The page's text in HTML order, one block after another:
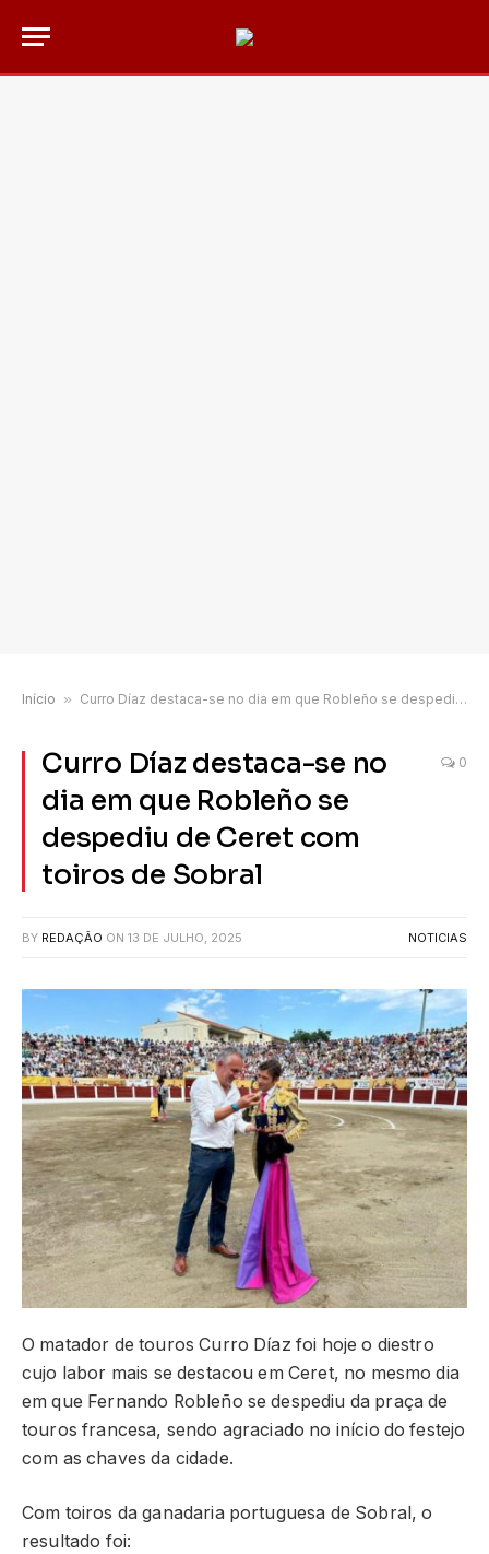
Início » Curro Díaz destaca-se no dia em que Robleño se despediu de Ceret com toiros de Sobral
Curro Díaz destaca-se no
dia em que Robleño se
despediu de Ceret com
toiros de Sobral
0
BY REDAÇÃO ON 13 DE JULHO, 2025 NOTICIAS
O matador de touros Curro Díaz foi hoje o diestro
cujo labor mais se destacou em Ceret, no mesmo dia
em que Fernando Robleño se despediu da praça de
touros francesa, sendo agraciado no início do festejo
com as chaves da cidade.
Com toiros da ganadaria portuguesa de Sobral, o
resultado foi: